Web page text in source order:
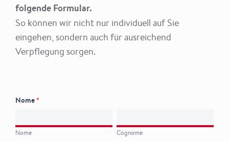
folgende Formular.
So können wir nicht nur individuell auf Sie
eingehen, sondern auch für ausreichend
Verpflegung sorgen.
Anmeldung
offenen Tür
Nome *
Nome Cognome